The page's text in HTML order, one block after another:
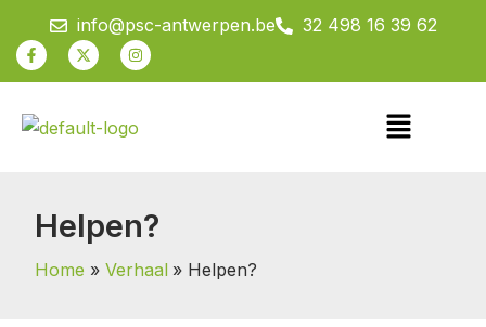
naar
info@psc-antwerpen.be 32 498 16 39 62
Facebook-
f
X-
twitter
Instagram
Menu
Helpen?
Home Verhaal Helpen?